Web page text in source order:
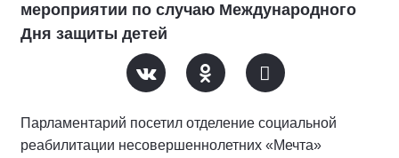
мероприятии по случаю Международного
Дня защиты детей
Парламентарий посетил отделение социальной
реабилитации несовершеннолетних «Мечта»